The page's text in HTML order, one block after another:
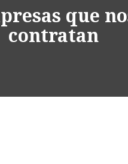
que
contratan